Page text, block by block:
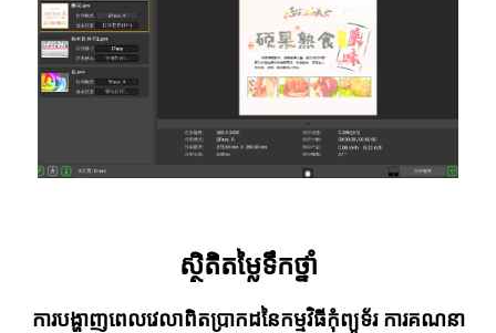
ស្ថិតិតម្លៃទឹកថ្នាំ
ការបង្ហាញពេលវេលាពិតប្រាកដនៃកម្មវិធីកុំព្យូទ័រ ការគណនា